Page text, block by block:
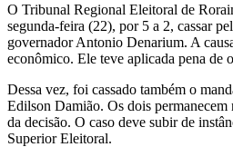
O Tribunal Regional Eleitoral de
segunda-feira (22), por 5 a 2, cassar
governador Antonio Denarium. A
econômico. Ele teve aplicada pena de
Dessa vez, foi cassado também o
Edilson Damião. Os dois permanecem
da decisão. O caso deve subir de
Superior Eleitoral.